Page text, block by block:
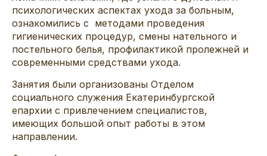
психологических аспектах ухода за больным,
ознакомились с методами проведения
гигиенических процедур, смены нательного и
постельного белья, профилактикой пролежней и
современными средствами ухода.
Занятия были организованы Отделом
социального служения Екатеринбургской
епархии с привлечением специалистов,
имеющих большой опыт работы в этом
направлении.